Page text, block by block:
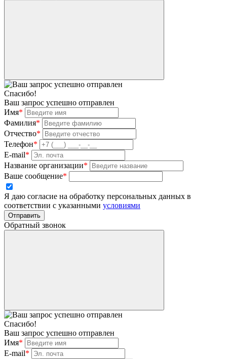
Спасибо!
Ваш запрос успешно отправлен
Имя*
Фамилия*
Отчество*
Телефон*
E-mail*
Название организации*
Ваше сообщение*
Я даю согласие на обработку персональных данных в
соответствии с указанными условиями
Отправить
Обратный звонок
Спасибо!
Ваш запрос успешно отправлен
Имя*
E-mail*